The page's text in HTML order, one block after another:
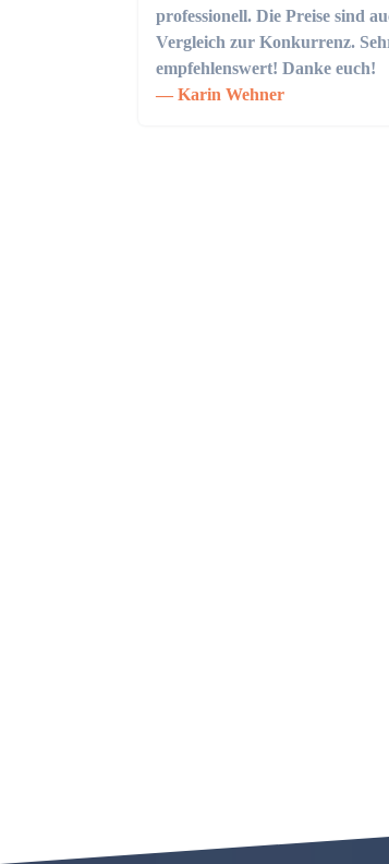
professionell. Die Preise sind
Vergleich zur Konkurrenz.
empfehlenswert! Danke euch!
Karin Wehner